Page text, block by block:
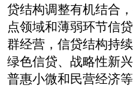
贷结构调整有机结合
点领域和薄弱环节信
群经营，信贷结构持
绿色信贷、战略性新
普惠小微和民营经济